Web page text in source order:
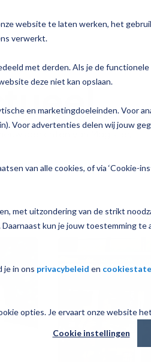
website te laten werken, het
verwerkt.
met derden. Als je de
deze niet kan opslaan.
en marketingdoeleinden. Voor
Voor advertenties delen wij jouw
van alle cookies, of via ‘Cookie-
met uitzondering van de strikt
kun je jouw toestemming
je in ons privacybeleid en
opties. Je ervaart onze website
Cookie instellingen
Zorg
To do
Inzicht
Voor wie
op jouw school
van Magister.